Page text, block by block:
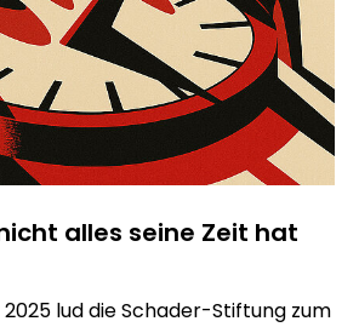
alles seine Zeit hat
lud die Schader-Stiftung zum